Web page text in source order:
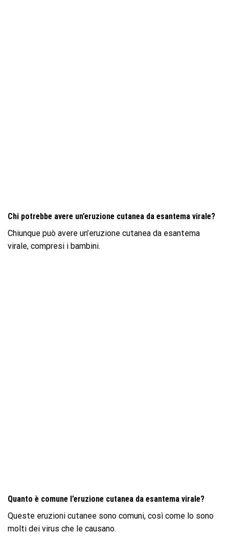
Chi potrebbe avere un’eruzione cutanea da esantema virale?
Chiunque può avere un’eruzione cutanea da esantema
virale, compresi i bambini.
Quanto è comune l’eruzione cutanea da esantema virale?
Queste eruzioni cutanee sono comuni, così come lo sono
molti dei virus che le causano.